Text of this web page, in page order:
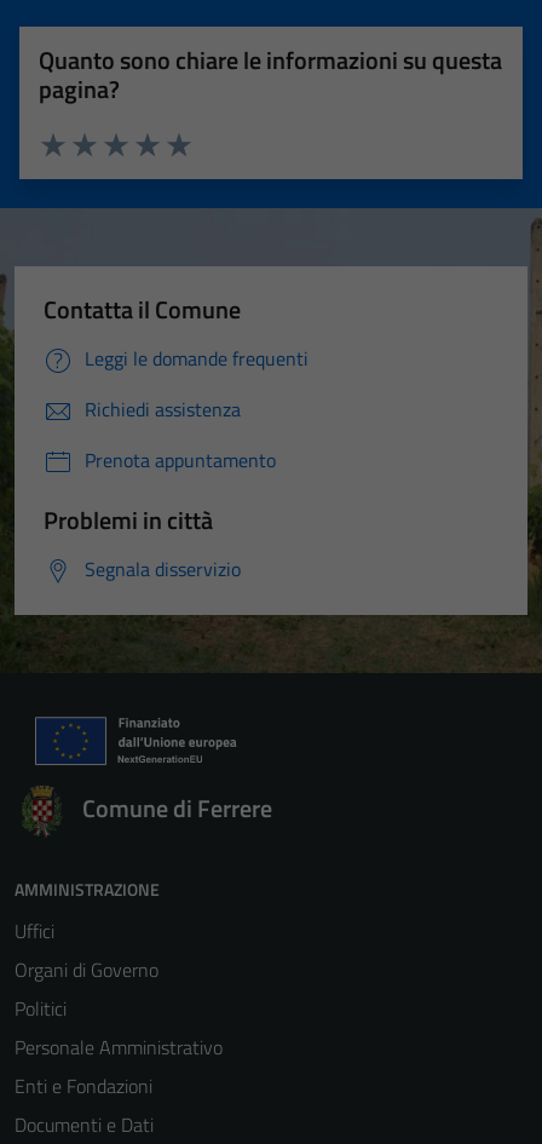
Quanto sono chiare le informazioni su questa
pagina?
Valuta 5 stelle su 5
Valuta 4 stelle su 5
Valuta 3 stelle su 5
Valuta 2 stelle su 5
Valuta 1 stelle su 5
Contatta il Comune
Leggi le domande frequenti
Richiedi assistenza
Prenota appuntamento
Problemi in città
Segnala disservizio
Comune di Ferrere
AMMINISTRAZIONE
Uffici
Organi di Governo
Politici
Personale Amministrativo
Enti e Fondazioni
Documenti e Dati